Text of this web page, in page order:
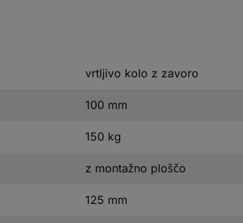
vrtljivo kolo z zavoro
100 mm
150 kg
z montažno ploščo
125 mm